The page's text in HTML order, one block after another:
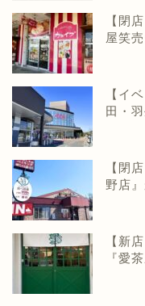
【閉
屋笑
【イ
田・
【閉
野店
【新
『愛